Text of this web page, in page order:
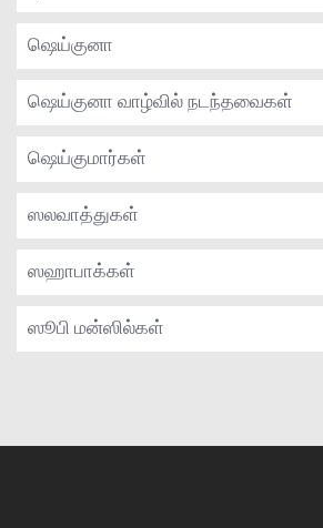
ஷெய்குனா
ஷெய்குனா வாழ்வில் நடந்தவைகள்
ஷெய்குமார்கள்
ஸலவாத்துகள்
ஸஹாபாக்கள்
ஸூபி மன்ஸில்கள்